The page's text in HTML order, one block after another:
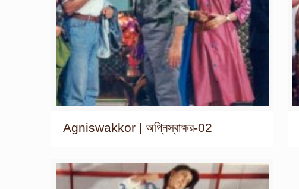
Agniswakkor | অগ্নিস্বাক্ষর-02